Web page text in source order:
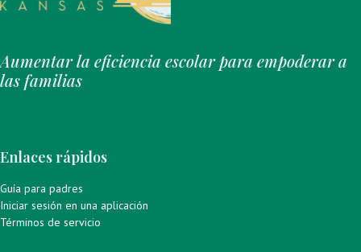
Aumentar la eficiencia escolar para empoderar a
las familias
Enlaces rápidos
Guía para padres
Iniciar sesión en una aplicación
Términos de servicio